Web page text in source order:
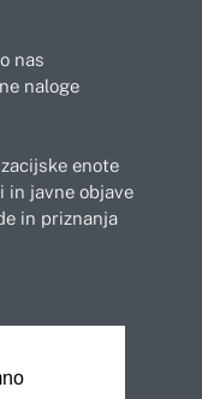
nas
naloge
enote
in javne objave
in priznanja